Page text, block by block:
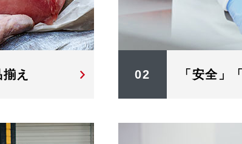
え 02 「安全」